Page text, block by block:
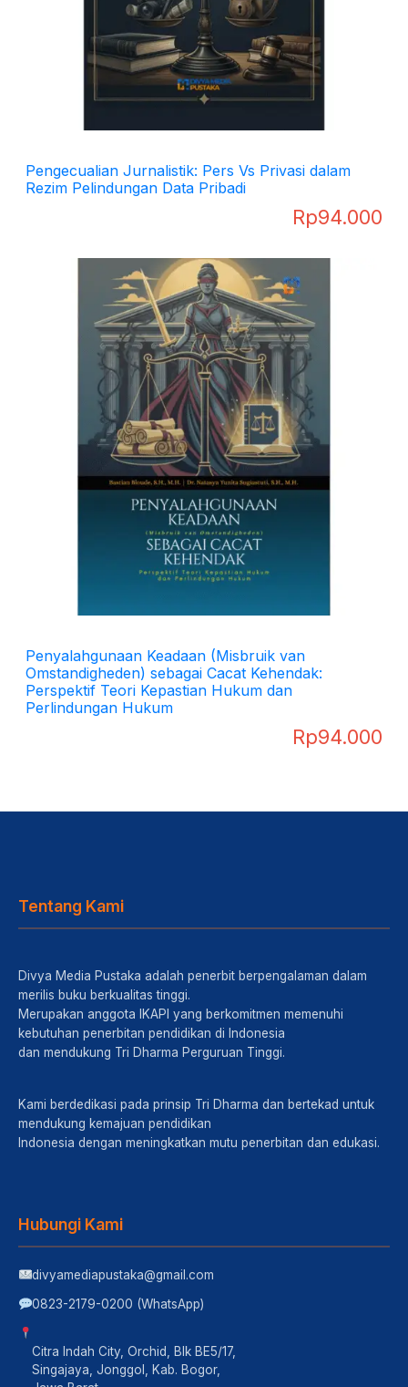
Pengecualian Jurnalistik: Pers Vs Privasi dalam
Rezim Pelindungan Data Pribadi
Rp94.000
Penyalahgunaan Keadaan (Misbruik van
Omstandigheden) sebagai Cacat Kehendak:
Perspektif Teori Kepastian Hukum dan
Perlindungan Hukum
Rp94.000
Tentang Kami
Divya Media Pustaka adalah penerbit berpengalaman dalam
merilis buku berkualitas tinggi.
Merupakan anggota IKAPI yang berkomitmen memenuhi
kebutuhan penerbitan pendidikan di Indonesia
dan mendukung Tri Dharma Perguruan Tinggi.
Kami berdedikasi pada prinsip Tri Dharma dan bertekad untuk
mendukung kemajuan pendidikan
Indonesia dengan meningkatkan mutu penerbitan dan edukasi.
Hubungi Kami
divyamediapustaka@gmail.com
0823-2179-0200 (WhatsApp)
Citra Indah City, Orchid, Blk BE5/17,
Singajaya, Jonggol, Kab. Bogor,